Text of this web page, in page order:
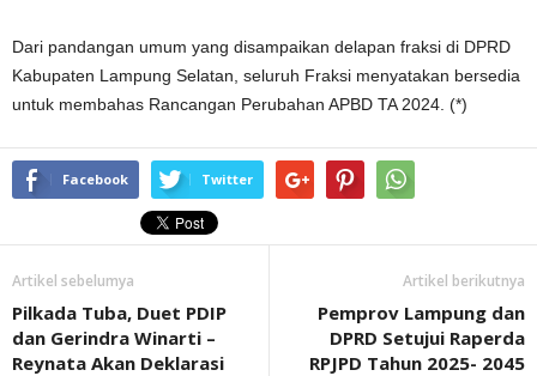
Dari pandangan umum yang disampaikan delapan fraksi di DPRD
Kabupaten Lampung Selatan, seluruh Fraksi menyatakan bersedia
untuk membahas Rancangan Perubahan APBD TA 2024. (*)
Facebook Twitter
Artikel sebelumya
Pilkada Tuba, Duet PDIP
dan Gerindra Winarti –
Reynata Akan Deklarasi
Artikel berikutnya
Pemprov Lampung dan
DPRD Setujui Raperda
RPJPD Tahun 2025- 2045